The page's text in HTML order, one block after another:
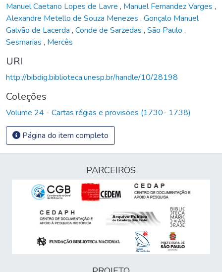
Manuel Caetano Lopes de Lavre , Manuel Fernandez Varges ,
Alexandre Metello de Souza Menezes , Gonçalo Manuel
Galvão de Lacerda , Conde de Sarzedas , São Paulo ,
Sesmarias , Mercês
URI
http://bibdig.biblioteca.unesp.br/handle/10/28198
Coleções
Volume 24 - Cartas régias e provisões (1730- 1738)
Página do item completo
PARCEIROS